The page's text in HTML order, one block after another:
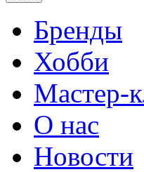
Бренды
Хобби
Мастер-
О нас
Новости